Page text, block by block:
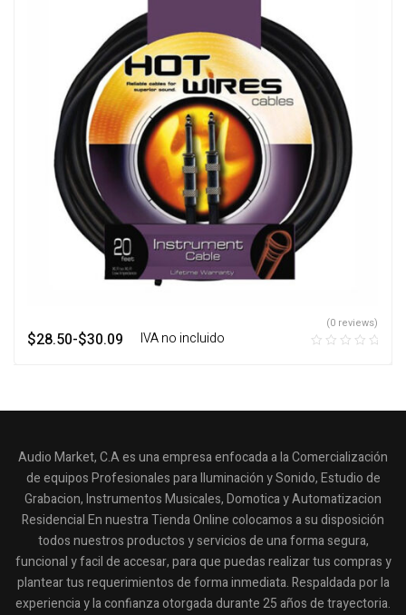
$28.50-$30.09 ‎ ‎ ‎ IVA no incluido
(0 reviews)
Audio Market, C.A es una empresa enfocada a la Comercialización
de equipos Profesionales para Iluminación y Sonido, Estudio de
Grabacion, Instrumentos Musicales, Domotica y Automatizacion
Residencial En nuestra Tienda Online colocamos a su disposición
todos nuestros productos y servicios de una forma segura,
funcional y facil de accesar, para que puedas realizar tus compras y
plantear tus requerimientos de forma inmediata. Respaldada por la
experiencia y la confianza otorgada durante 25 años de trayectoria.